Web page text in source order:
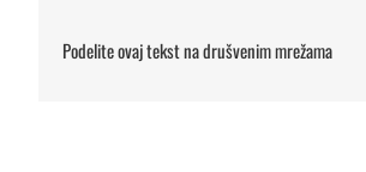
Podelite ovaj tekst na drušvenim mrežama